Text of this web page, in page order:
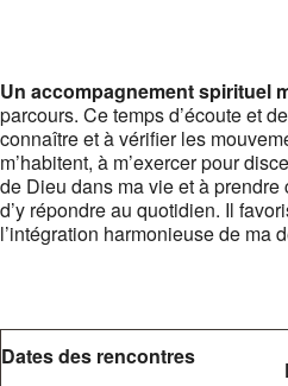
Un accompagnement spirituel
parcours. Ce temps d’écoute et
connaître et à vérifier les
m’habitent, à m’exercer pour
de Dieu dans ma vie et à
d’y répondre au quotidien. Il
l’intégration harmonieuse de ma
Dates des rencontres